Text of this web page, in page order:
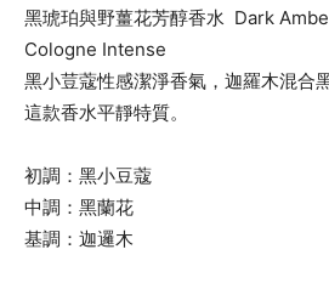
黑琥珀與野薑花芳醇香水 Dark
Cologne Intense
黑小荳蔻性感潔淨香氣，迦羅木混合
這款香水平靜特質。
初調：黑小豆蔻
中調：黑蘭花
基調：迦邏木